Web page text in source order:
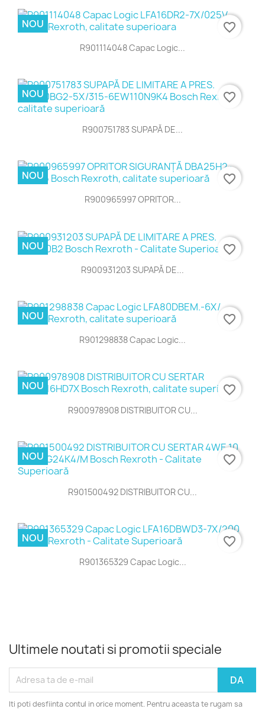
R901114048 Capac Logic...
NOU favorite_border
R900751783 SUPAPĂ DE...
NOU favorite_border
R900965997 OPRITOR...
NOU favorite_border
R900931203 SUPAPĂ DE...
NOU favorite_border
R901298838 Capac Logic...
NOU favorite_border
R900978908 DISTRIBUITOR CU...
NOU favorite_border
R901500492 DISTRIBUITOR CU...
NOU favorite_border
R901365329 Capac Logic...
NOU favorite_border
Ultimele noutati si promotii speciale
Iti poti desfiinta contul in orice moment. Pentru aceasta te rugam sa